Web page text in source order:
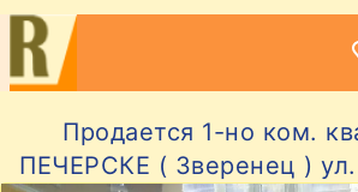
Продается 1-но ком.
ПЕЧЕРСКЕ ( Зверенец )